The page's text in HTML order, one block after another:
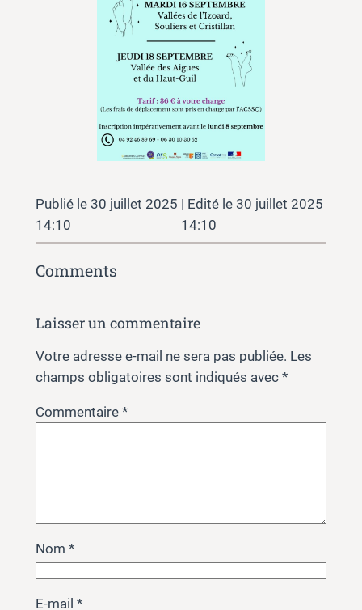
30 juillet 2025
14:10
30 juillet 2025
14:10
Comments
Laisser un commentaire
Votre adresse e-mail ne sera pas publiée. Les
champs obligatoires sont indiqués avec *
Commentaire *
Nom *
E-mail *